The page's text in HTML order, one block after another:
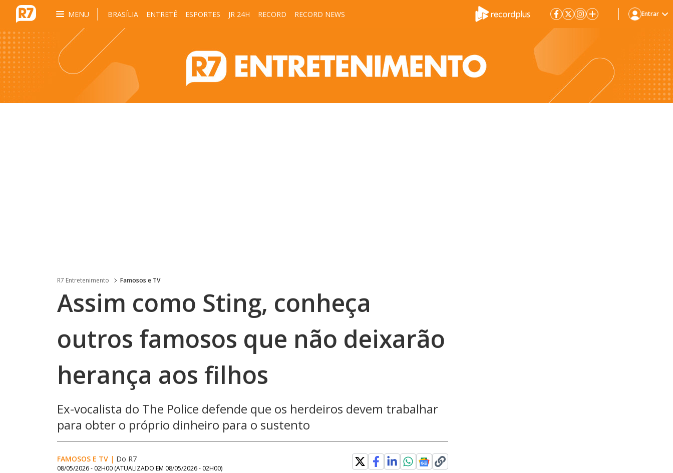
MENU BRASÍLIA ENTRETÊ ESPORTES JR 24H RECORD RECORD NEWS Entrar
R7 Entretenimento Famosos e TV
Assim como Sting, conheça
outros famosos que não deixarão
herança aos filhos
Ex-vocalista do The Police defende que os herdeiros devem trabalhar
para obter o próprio dinheiro para o sustento
FAMOSOS E TV | Do R7
08/05/2026 - 02H00 (ATUALIZADO EM 08/05/2026 - 02H00)